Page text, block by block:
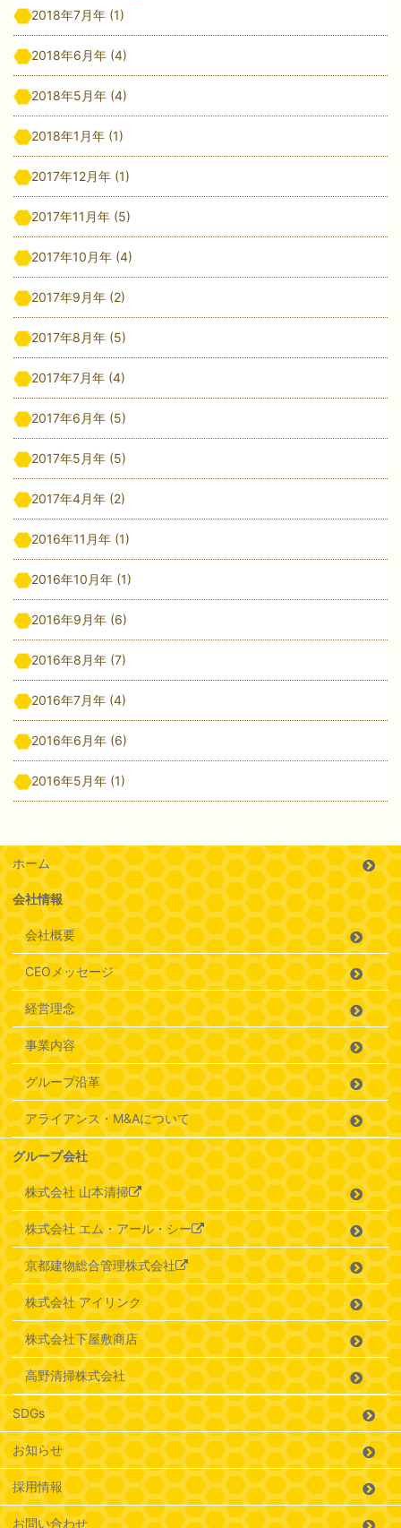
2018年7月年 (1)
2018年6月年 (4)
2018年5月年 (4)
2018年1月年 (1)
2017年12月年 (1)
2017年11月年 (5)
2017年10月年 (4)
2017年9月年 (2)
2017年8月年 (5)
2017年7月年 (4)
2017年6月年 (5)
2017年5月年 (5)
2017年4月年 (2)
2016年11月年 (1)
2016年10月年 (1)
2016年9月年 (6)
2016年8月年 (7)
2016年7月年 (4)
2016年6月年 (6)
2016年5月年 (1)
ホーム
会社情報
会社概要
CEOメッセージ
経営理念
事業内容
グループ沿革
アライアンス・M&Aについて
グループ会社
株式会社 山本清掃
株式会社 エム・アール・シー
京都建物総合管理株式会社
株式会社 アイリンク
株式会社下屋敷商店
高野清掃株式会社
SDGs
お知らせ
採用情報
お問い合わせ